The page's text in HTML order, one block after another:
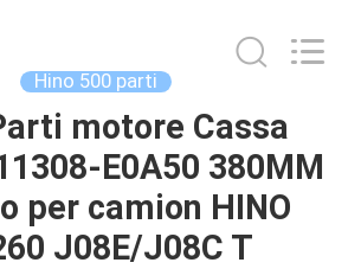
Hino 500 parti
motore Cassa
E0A50 380MM
per camion HINO
J08E/J08C T